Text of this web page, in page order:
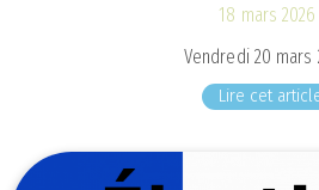
18 mars 2026
Vendredi 20 mars
Lire cet